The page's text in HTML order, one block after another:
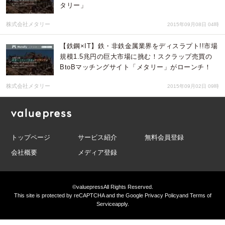
タリー」
株式会社メタリー 2015年09月08日 04時
【鉄鋼×IT】鉄・非鉄金属業界をディスラプト!!市場
規模1.5兆円の巨大市場に挑む！スクラップ売買の
BtoBマッチングサイト「メタリー」がローンチ！
株式会社メタリー 2015年09月02日 09時
トップページ サービス紹介
無料会員登録
会社概要
メディア登録
©valuepressAll Rights Reserved.
This site is protected by reCAPTCHA and the GooglePrivacy PolicyandTerms of
Serviceapply.